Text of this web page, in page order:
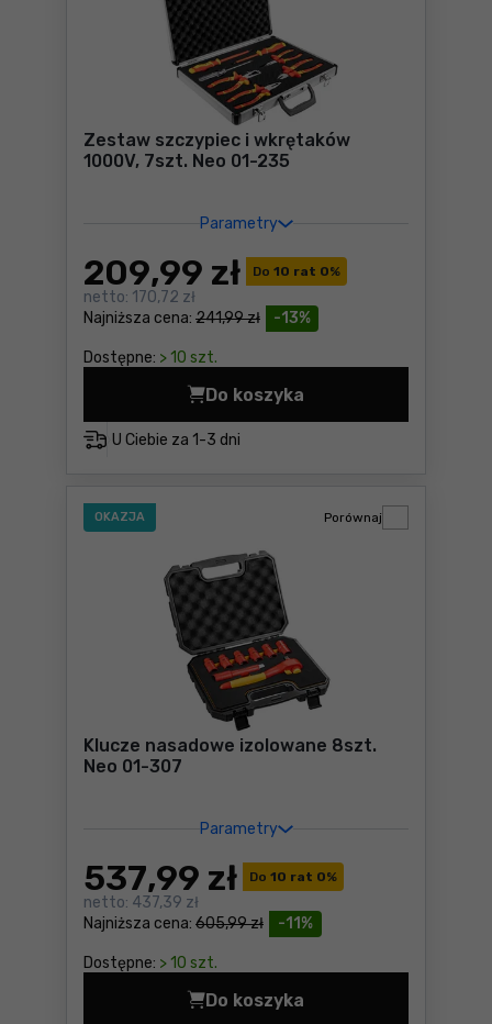
Zestaw szczypiec i wkrętaków
1000V, 7szt. Neo 01-235
Parametry
Do 10 rat 0%
-13%
Najniższa cena: 241,99 zł
209,99 zł
netto: 170,72 zł
Dostępne: > 10 szt.
U Ciebie za 1-3 dni
Do koszyka
Zestaw szczypiec i
OKAZJA
Klucze nasadowe izolowane 8szt.
Neo 01-307
Parametry
Do 10 rat 0%
-11%
Najniższa cena: 605,99 zł
537,99 zł
netto: 437,39 zł
Dostępne: > 10 szt.
Porównaj
Do koszyka
Klucze nasadowe